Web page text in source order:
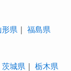
形県 ｜ 福島県
茨城県 ｜ 栃木県